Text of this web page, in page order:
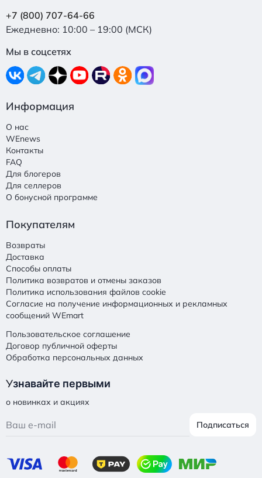
+7 (800) 707-64-66
Ежедневно: 10:00 – 19:00 (МСК)
Мы в соцсетях
Информация
О нас
WEnews
Контакты
FAQ
Для блогеров
Для селлеров
О бонусной программе
Покупателям
Возвраты
Доставка
Способы оплаты
Политика возвратов и отмены заказов
Политика использования файлов cookie
Согласие на получение информационных и рекламных
сообщений WEmart
Пользовательское соглашение
Договор публичной оферты
Обработка персональных данных
Узнавайте первыми
о новинках и акциях
Подписаться